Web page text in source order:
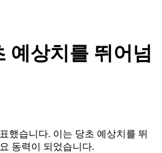
예상치를 뛰어넘
했습니다. 이는 당초 예상치를 뛰
동력이 되었습니다.